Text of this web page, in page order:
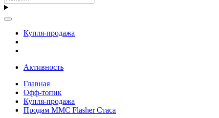
Купля-продажа
Активность
Главная
Офф-топик
Купля-продажа
Продам MMC Flasher Стаса